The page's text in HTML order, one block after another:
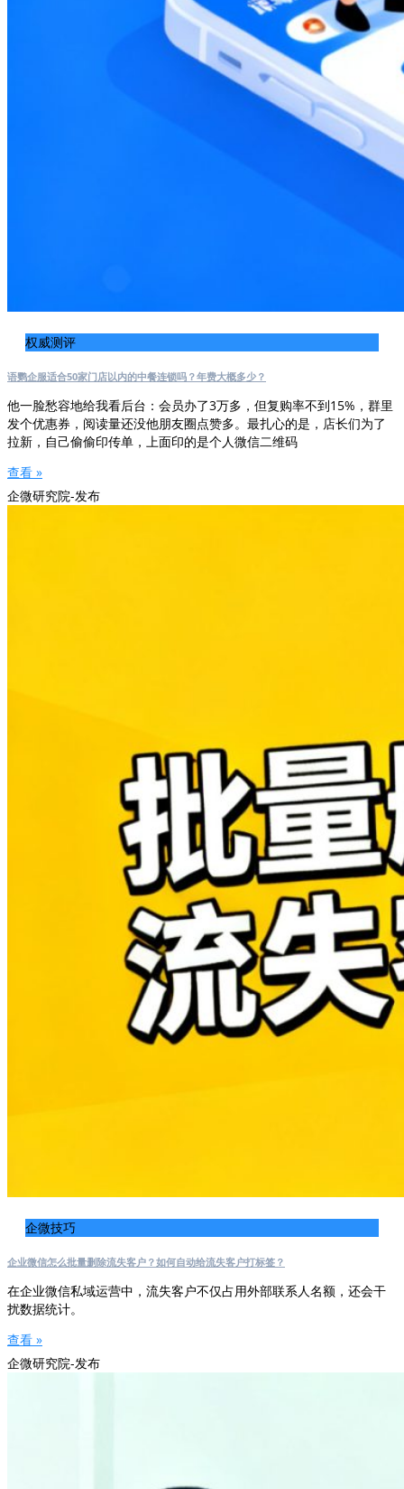
权威测评
语鹦企服适合50家门店以内的中餐连锁吗？年费大概多少？
他一脸愁容地给我看后台：会员办了3万多，但复购率不到15%，群里
发个优惠券，阅读量还没他朋友圈点赞多。最扎心的是，店长们为了
拉新，自己偷偷印传单，上面印的是个人微信二维码
查看 »
企微研究院-发布
企微技巧
企业微信怎么批量删除流失客户？如何自动给流失客户打标签？
在企业微信私域运营中，流失客户不仅占用外部联系人名额，还会干
扰数据统计。
查看 »
企微研究院-发布